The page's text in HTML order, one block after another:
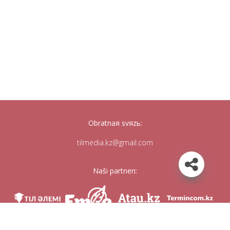
Obratnaя svяzь:
tilmedia.kz@gmail.com
Naši partnerı: